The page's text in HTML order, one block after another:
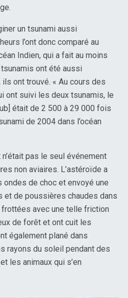
un tsunami aussi
l’ont donc comparé au
Indien, qui a fait au moins
ont été aussi
ont trouvé. « Au cours des
ont suivi les deux tsunamis, le
était de 2 500 à 29 000 fois
de 2004 dans l’océan
pas le seul événement
non aviaires. L’astéroïde a
de choc et envoyé une
et de poussières chaudes dans
frottées avec une telle friction
de forêt et ont cuit les
également plané dans
rayons du soleil pendant des
les animaux qui s’en